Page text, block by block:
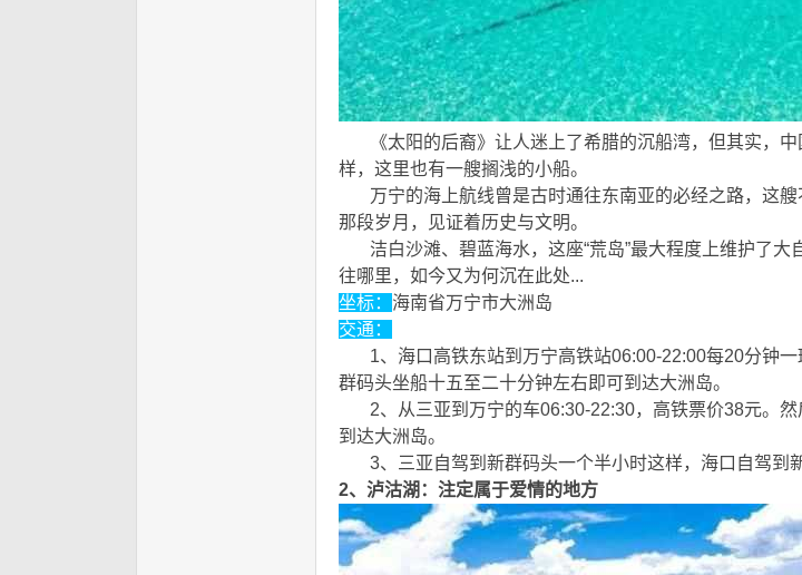
《太阳的后裔》让人迷上了希腊的沉船湾，但其实，中
样，这里也有一艘搁浅的小船。
万宁的海上航线曾是古时通往东南亚的必经之路，这艘
那段岁月，见证着历史与文明。
洁白沙滩、碧蓝海水，这座“荒岛”最大程度上维护了大
往哪里，如今又为何沉在此处...
坐标： 海南省万宁市大洲岛
交通：
1、海口高铁东站到万宁高铁站06:00-22:00每20分钟一
群码头坐船十五至二十分钟左右即可到达大洲岛。
2、从三亚到万宁的车06:30-22:30，高铁票价38元。然
到达大洲岛。
3、三亚自驾到新群码头一个半小时这样，海口自驾到
2、泸沽湖：注定属于爱情的地方